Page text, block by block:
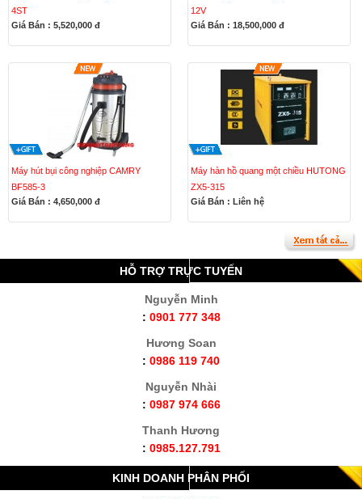
4ST
Giá Bán : 5,520,000 đ
12V
Giá Bán : 18,500,000 đ
Máy hút bụi công nghiệp CAMRY
BF585-3
Giá Bán : 4,650,000 đ
Máy hàn hồ quang một chiều HUTONG
ZX5-315
Giá Bán : Liên hệ
HỖ TRỢ TRỰC TUYẾN
Nguyễn Minh
: 0901 777 348
Hương Soan
: 0986 119 740
Nguyễn Nhài
: 0987 974 666
Thanh Hương
: 0985.127.791
KINH DOANH PHÂN PHỐI